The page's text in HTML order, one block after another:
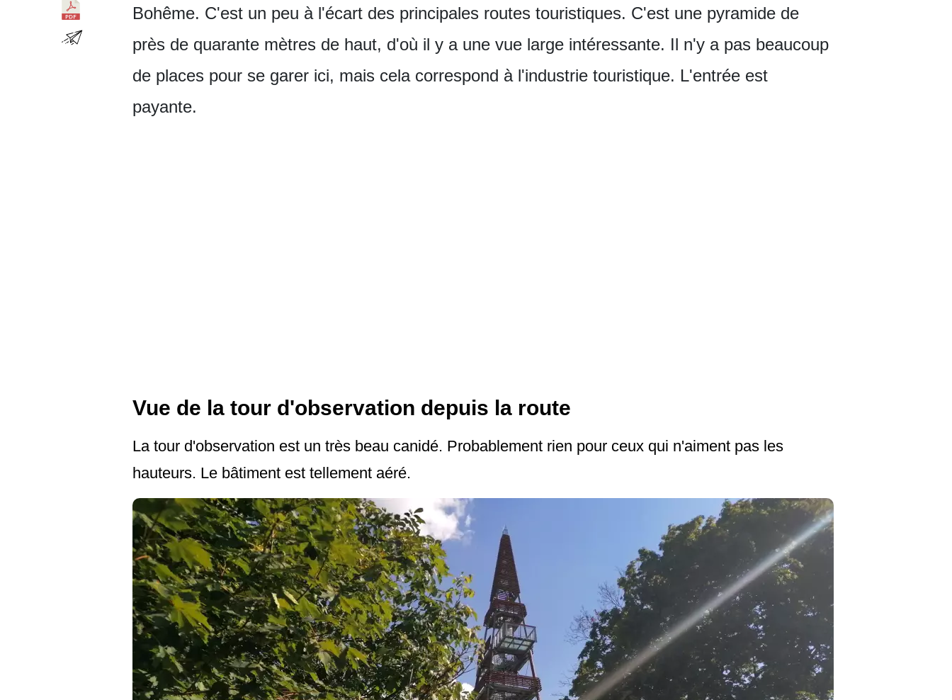
Bohême. C'est un peu à l'écart des principales routes touristiques. C'est une pyramide de
près de quarante mètres de haut, d'où il y a une vue large intéressante. Il n'y a pas beaucoup
de places pour se garer ici, mais cela correspond à l'industrie touristique. L'entrée est
payante.
Vue de la tour d'observation depuis la route
La tour d'observation est un très beau canidé. Probablement rien pour ceux qui n'aiment pas les
hauteurs. Le bâtiment est tellement aéré.